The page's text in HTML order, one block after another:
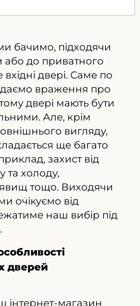
бачимо, підходячи
або до приватного
двері. Саме по
враження про
двері мають бути
Але, крім
вигляду,
ще багато
захист від
та холоду,
тощо. Виходячи
очікуємо від
наш вибір під
дверей
інтернет-магазин